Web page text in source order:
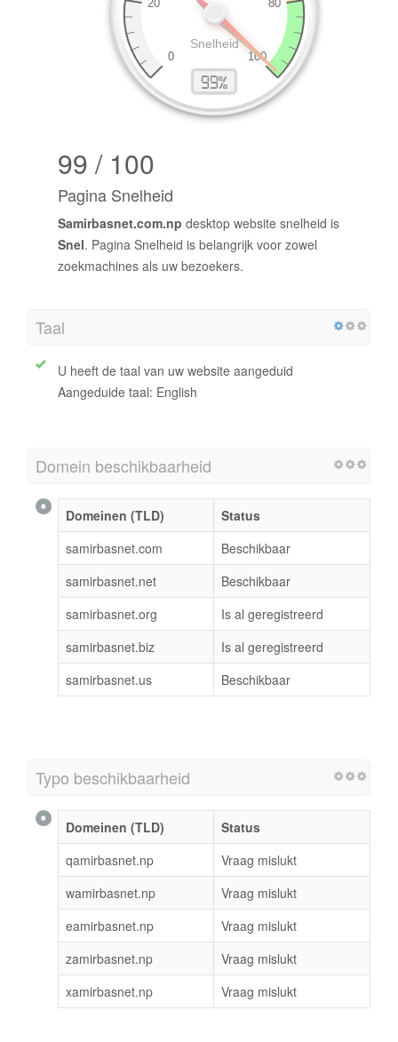
99 / 100
Pagina Snelheid
Samirbasnet.com.np desktop website snelheid is
Snel. Pagina Snelheid is belangrijk voor zowel
zoekmachines als uw bezoekers.
Taal
U heeft de taal van uw website aangeduid
Aangeduide taal: English
Domein beschikbaarheid
Domeinen (TLD)
Status
samirbasnet.com
Beschikbaar
samirbasnet.net
Beschikbaar
samirbasnet.org
Is al geregistreerd
samirbasnet.biz
Is al geregistreerd
samirbasnet.us
Beschikbaar
Typo beschikbaarheid
Domeinen (TLD)
Status
qamirbasnet.np
Vraag mislukt
wamirbasnet.np
Vraag mislukt
eamirbasnet.np
Vraag mislukt
zamirbasnet.np
Vraag mislukt
xamirbasnet.np
Vraag mislukt